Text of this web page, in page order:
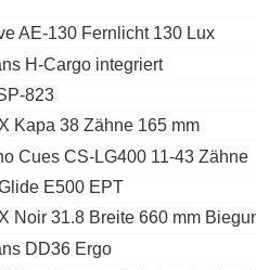
AE-130 Fernlicht 130 Lux
H-Cargo integriert
823
Kapa 38 Zähne 165 mm
Cues CS-LG400 11-43 Zähne
E500 EPT
Noir 31.8 Breite 660 mm
DD36 Ergo